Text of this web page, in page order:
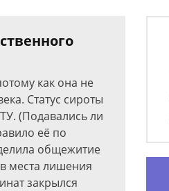
как она не
Статус сироты
(Подавались ли
её по
общежитие
места лишения
закрылся